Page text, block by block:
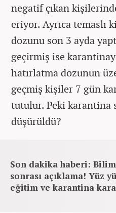
negatif çıkan
eriyor. Ayrıca temaslı
dozunu son 3 ayda
geçirmiş ise
hatırlatma dozunun
geçmiş kişiler 7 gün
tutulur. Peki karantina
düşürüldü?
Son dakika haberi:
sonrası açıklama! Yüz
eğitim ve karantina